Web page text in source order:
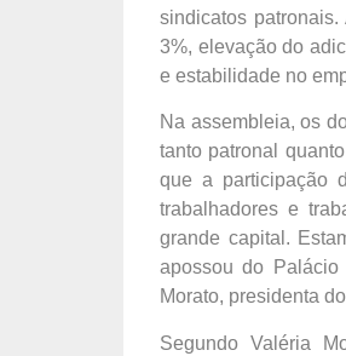
sindicatos
3%, elevação do
e estabilidade no
Na assembleia, os
tanto patronal
que a participação
trabalhadores e
grande capital.
apossou do Palácio
Morato, presidenta
Segundo Valéria